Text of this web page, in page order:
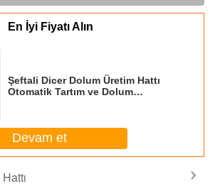
En İyi Fiyatı Alın
Şeftali Dicer Dolum Üretim Hattı
Otomatik Tartım ve Dolum
Devam et